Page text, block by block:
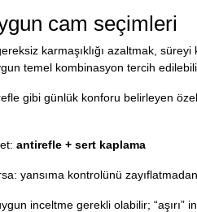
cam seçimleri
karmaşıklığı azaltmak,
temel kombinasyon tercih
gibi günlük konforu belirleyen
antirefle + sert kaplama
yansıma kontrolünü
inceltme gerekli olabilir; “aşırı”